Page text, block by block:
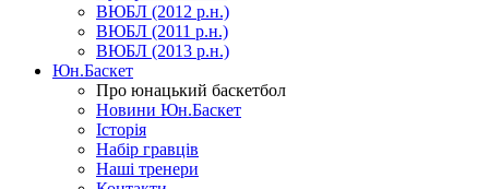
ВЮБЛ (2012 р.н.)
ВЮБЛ (2011 р.н.)
ВЮБЛ (2013 р.н.)
Юн.Баскет
Про юнацький баскетбол
Новини Юн.Баскет
Історія
Набір гравців
Наші тренери